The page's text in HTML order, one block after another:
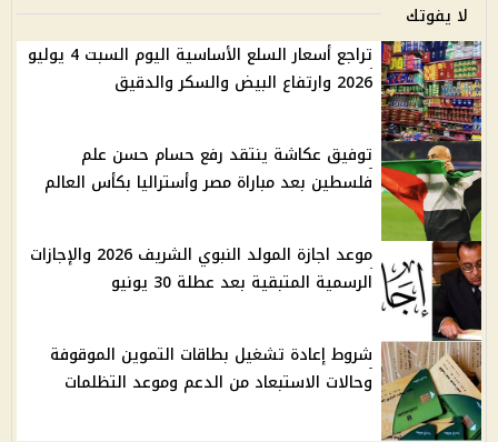
لا يفوتك
تراجع أسعار السلع الأساسية اليوم السبت 4 يوليو
2026 وارتفاع البيض والسكر والدقيق
توفيق عكاشة ينتقد رفع حسام حسن علم
فلسطين بعد مباراة مصر وأستراليا بكأس العالم
موعد اجازة المولد النبوي الشريف 2026 والإجازات
الرسمية المتبقية بعد عطلة 30 يونيو
شروط إعادة تشغيل بطاقات التموين الموقوفة
وحالات الاستبعاد من الدعم وموعد التظلمات